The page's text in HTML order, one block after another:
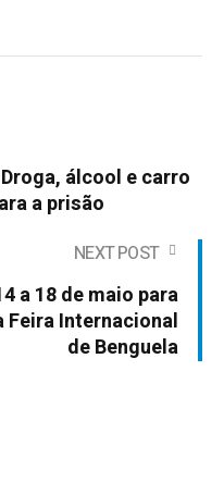
álcool e carro
a prisão
NEXT POST
a 18 de maio para
Feira Internacional
de Benguela